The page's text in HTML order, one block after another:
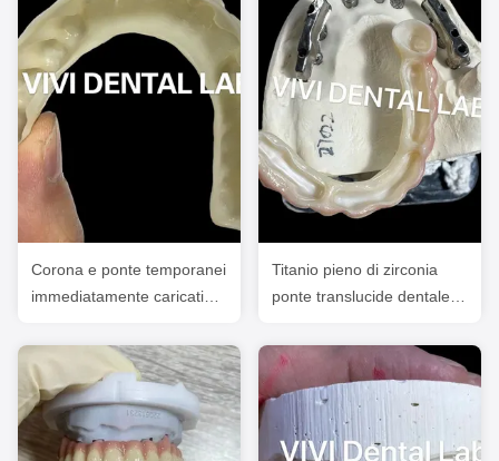
Corona e ponte temporanei
immediatamente caricati
Titanio pieno di zirconia
ponte translucide dentale